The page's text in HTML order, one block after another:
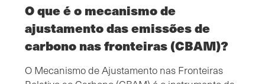
O que é o mecanismo de
ajustamento das emissões de
carbono nas fronteiras (CBAM)?
O Mecanismo de Ajustamento nas Fronteiras